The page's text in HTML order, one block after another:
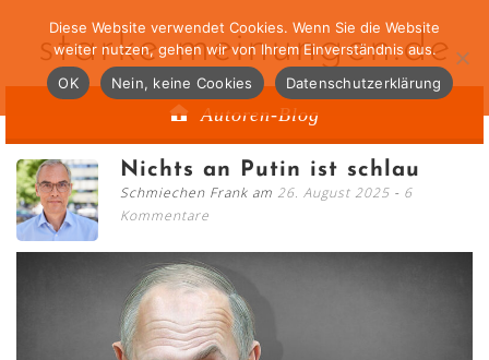
starke-meinungen.de
Autoren-Blog
Nichts an Putin ist schlau
Schmiechen Frank am 26. August 2025
6
Kommentare
Diese Website verwendet Cookies. Wenn Sie die Website
weiter nutzen, gehen wir von Ihrem Einverständnis aus.
OK
Nein, keine Cookies Datenschutzerklärung